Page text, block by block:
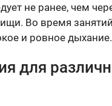
не ранее, чем
Во время
и ровное дыхание.
для